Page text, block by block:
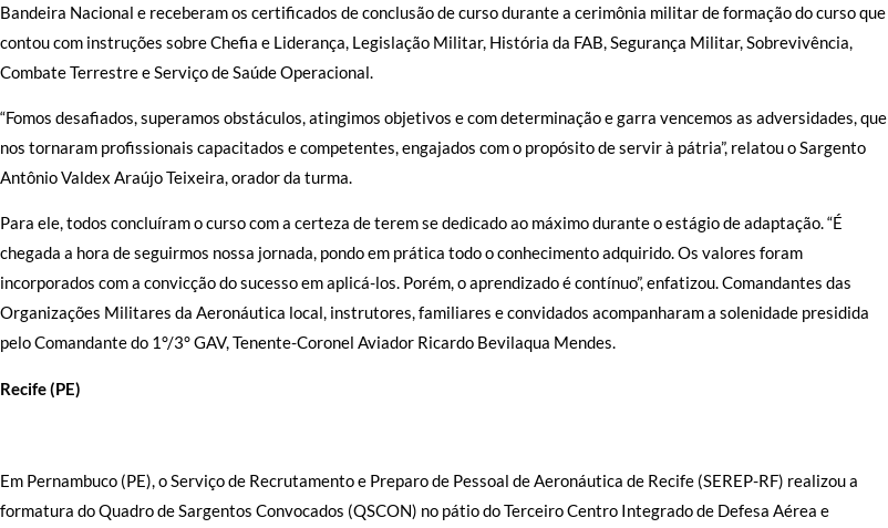
Bandeira Nacional e receberam os certificados de conclusão de curso durante a cerimônia militar de formação do curso que
contou com instruções sobre Chefia e Liderança, Legislação Militar, História da FAB, Segurança Militar, Sobrevivência,
Combate Terrestre e Serviço de Saúde Operacional.
“Fomos desafiados, superamos obstáculos, atingimos objetivos e com determinação e garra vencemos as adversidades, que
nos tornaram profissionais capacitados e competentes, engajados com o propósito de servir à pátria”, relatou o Sargento
Antônio Valdex Araújo Teixeira, orador da turma.
Para ele, todos concluíram o curso com a certeza de terem se dedicado ao máximo durante o estágio de adaptação. “É
chegada a hora de seguirmos nossa jornada, pondo em prática todo o conhecimento adquirido. Os valores foram
incorporados com a convicção do sucesso em aplicá-los. Porém, o aprendizado é contínuo”, enfatizou. Comandantes das
Organizações Militares da Aeronáutica local, instrutores, familiares e convidados acompanharam a solenidade presidida
pelo Comandante do 1°/3° GAV, Tenente-Coronel Aviador Ricardo Bevilaqua Mendes.
Recife (PE)
Em Pernambuco (PE), o Serviço de Recrutamento e Preparo de Pessoal de Aeronáutica de Recife (SEREP-RF) realizou a
formatura do Quadro de Sargentos Convocados (QSCON) no pátio do Terceiro Centro Integrado de Defesa Aérea e